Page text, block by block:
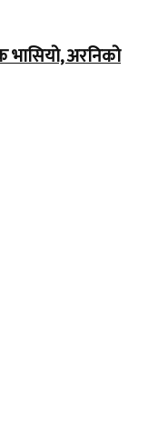
भासियो, अरनिको